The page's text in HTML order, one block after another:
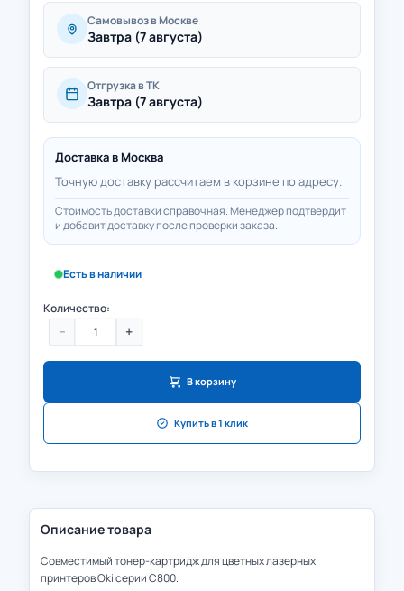
Самовывоз в Москве
Завтра (7 августа)
Отгрузка в ТК
Завтра (7 августа)
Доставка в Москва
Точную доставку рассчитаем в корзине по адресу.
Стоимость доставки справочная. Менеджер подтвердит
и добавит доставку после проверки заказа.
Есть в наличии
Количество:
− +
В корзину
Купить в 1 клик
Описание товара
Совместимый тонер-картридж для цветных лазерных
принтеров Oki серии C800.